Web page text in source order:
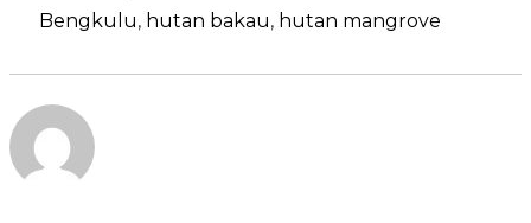
TagsBengkulu, hutan bakau, hutan mangrove